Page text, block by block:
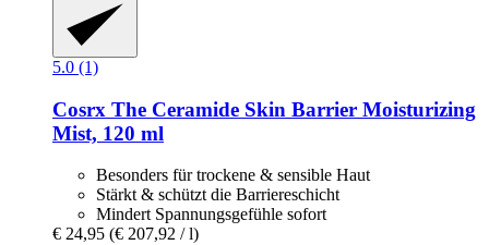
5.0 (1)
Cosrx The Ceramide Skin Barrier Moisturizing
Mist, 120 ml
Besonders für trockene & sensible Haut
Stärkt & schützt die Barriereschicht
Mindert Spannungsgefühle sofort
€ 24,95 (€ 207,92 / l)